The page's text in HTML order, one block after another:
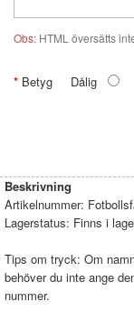
Obs: HTML översätts
Betyg Dålig
Beskrivning
Artikelnummer:
Lagerstatus: Finns i
Tips om tryck: Om
behöver du inte ange
nummer.